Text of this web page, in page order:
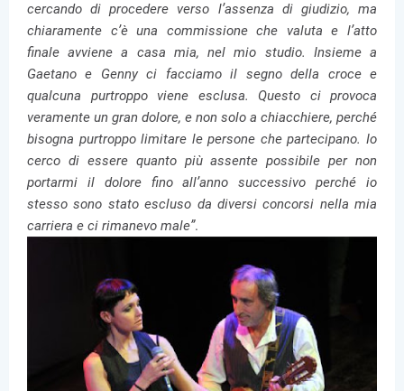
cercando di procedere verso l’assenza di giudizio, ma
chiaramente c’è una commissione che valuta e l’atto
finale avviene a casa mia, nel mio studio. Insieme a
Gaetano e Genny ci facciamo il segno della croce e
qualcuna purtroppo viene esclusa. Questo ci provoca
veramente un gran dolore, e non solo a chiacchiere, perché
bisogna purtroppo limitare le persone che partecipano. Io
cerco di essere quanto più assente possibile per non
portarmi il dolore fino all’anno successivo perché io
stesso sono stato escluso da diversi concorsi nella mia
carriera e ci rimanevo male”.